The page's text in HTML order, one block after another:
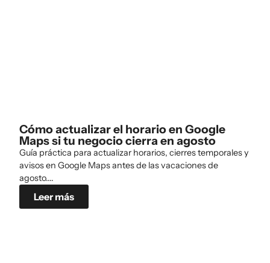
Cómo actualizar el horario en Google
Maps si tu negocio cierra en agosto
Guía práctica para actualizar horarios, cierres temporales y
avisos en Google Maps antes de las vacaciones de
agosto....
Leer más